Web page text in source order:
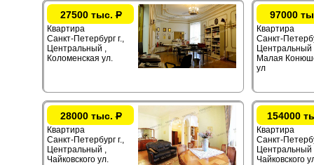
27500 тыс.Р
Квартира
Санкт-Петербург г.,
Центральный ,
Коломенская ул.
97000
Квартира
Санкт-
Центральный
Малая
ул
28000 тыс.Р
Квартира
Санкт-Петербург г.,
Центральный ,
Чайковского ул.
154000
Квартира
Санкт-
Центральный
Чайковского